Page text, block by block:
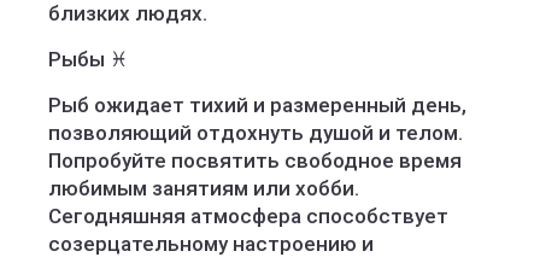
близких людях.
Рыбы ♓️
Рыб ожидает тихий и размеренный день,
позволяющий отдохнуть душой и телом.
Попробуйте посвятить свободное время
любимым занятиям или хобби.
Сегодняшняя атмосфера способствует
созерцательному настроению и